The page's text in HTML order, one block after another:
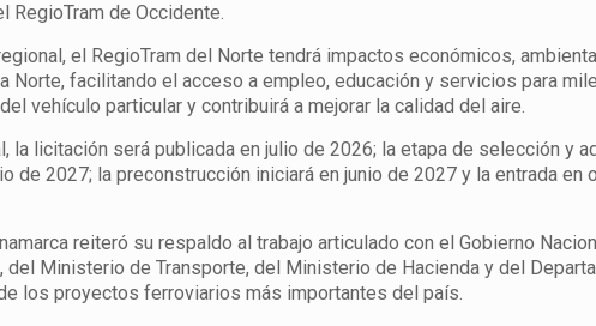
RegioTram de Occidente.
el RegioTram del Norte tendrá impactos económicos,
Norte, facilitando el acceso a empleo, educación y servicios para
vehículo particular y contribuirá a mejorar la calidad del aire.
la licitación será publicada en julio de 2026; la etapa de selección y
de 2027; la preconstrucción iniciará en junio de 2027 y la entrada en
reiteró su respaldo al trabajo articulado con el Gobierno
Ministerio de Transporte, del Ministerio de Hacienda y del
los proyectos ferroviarios más importantes del país.